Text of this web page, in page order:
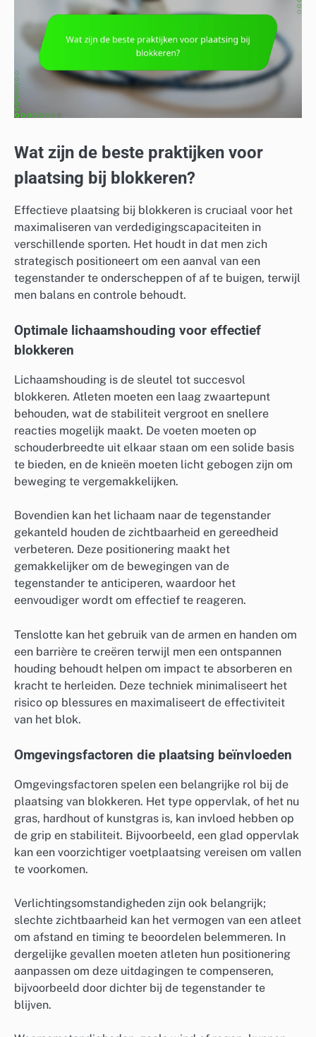
Wat zijn de beste praktijken voor
plaatsing bij blokkeren?
Effectieve plaatsing bij blokkeren is cruciaal voor het
maximaliseren van verdedigingscapaciteiten in
verschillende sporten. Het houdt in dat men zich
strategisch positioneert om een aanval van een
tegenstander te onderscheppen of af te buigen, terwijl
men balans en controle behoudt.
Optimale lichaamshouding voor effectief
blokkeren
Lichaamshouding is de sleutel tot succesvol
blokkeren. Atleten moeten een laag zwaartepunt
behouden, wat de stabiliteit vergroot en snellere
reacties mogelijk maakt. De voeten moeten op
schouderbreedte uit elkaar staan om een solide basis
te bieden, en de knieën moeten licht gebogen zijn om
beweging te vergemakkelijken.
Bovendien kan het lichaam naar de tegenstander
gekanteld houden de zichtbaarheid en gereedheid
verbeteren. Deze positionering maakt het
gemakkelijker om de bewegingen van de
tegenstander te anticiperen, waardoor het
eenvoudiger wordt om effectief te reageren.
Tenslotte kan het gebruik van de armen en handen om
een barrière te creëren terwijl men een ontspannen
houding behoudt helpen om impact te absorberen en
kracht te herleiden. Deze techniek minimaliseert het
risico op blessures en maximaliseert de effectiviteit
van het blok.
Omgevingsfactoren die plaatsing beïnvloeden
Omgevingsfactoren spelen een belangrijke rol bij de
plaatsing van blokkeren. Het type oppervlak, of het nu
gras, hardhout of kunstgras is, kan invloed hebben op
de grip en stabiliteit. Bijvoorbeeld, een glad oppervlak
kan een voorzichtiger voetplaatsing vereisen om vallen
te voorkomen.
Verlichtingsomstandigheden zijn ook belangrijk;
slechte zichtbaarheid kan het vermogen van een atleet
om afstand en timing te beoordelen belemmeren. In
dergelijke gevallen moeten atleten hun positionering
aanpassen om deze uitdagingen te compenseren,
bijvoorbeeld door dichter bij de tegenstander te
blijven.